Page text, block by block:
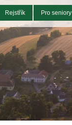
Rejstřík Pro seniory